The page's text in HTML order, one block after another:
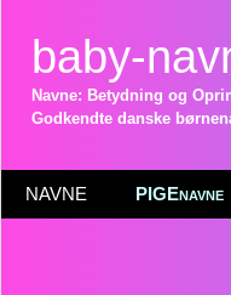
baby-
Navne: Betydning og
Godkendte danske
NAVNE PIGEnavne